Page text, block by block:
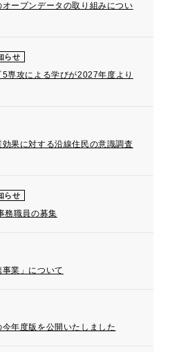
ープンデータの取り組みについ
らせ
専攻による学びが2027年度より
果に対する沿線住民の意識調査
らせ
務職員の募集
業」について
年度版を公開いたしました